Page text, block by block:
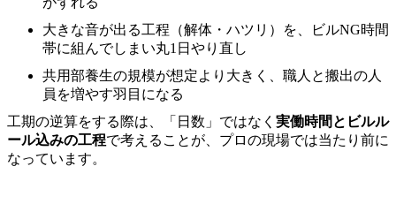
大きな音が出る工程（解体・ハツリ）を、ビルNG時間
帯に組んでしまい丸1日やり直し
共用部養生の規模が想定より大きく、職人と搬出の人
員を増やす羽目になる
工期の逆算をする際は、「日数」ではなく 実働時間とビルル
ール込みの工程で考えることが、プロの現場では当たり前に
なっています。